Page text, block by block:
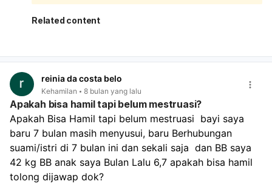
vagina. Yang terpenting adalah potensi adanya sperma
yang masuk ke dalam vagina. Metode "keluar di luar"
ejakulasi atau sebagian kecil sperma masih bisa
kontrasepsi darurat (Postpil Andalan) dalam waktu 72 jam
setelah berhubungan adalah langkah yang tepat untuk
mengurangi risiko kehamilan secara signifikan. Pil ini
bekerja dengan menunda atau mencegah ovulasi.
Perkiraan masa subur memang penting, tetapi siklus
menstruasi bisa bergeser, dan sperma dapat bertahan
hidup di dalam tubuh wanita hingga beberapa hari. Oleh
karena itu, berhubungan seks di luar perkiraan masa
subur tidak menjamin 100% tidak akan hamil. Untuk
Related content
reinia da costa belo
Kehamilan 8 bulan yang lalu
Apakah bisa hamil tapi belum mestruasi?
Apakah Bisa Hamil tapi belum mestruasi  bayi saya
baru 7 bulan masih menyusui, baru Berhubungan
suami/istri di 7 bulan ini dan sekali saja  dan BB saya
42 kg BB anak saya Bulan Lalu 6,7 apakah bisa hamil
tolong dijawap dok?